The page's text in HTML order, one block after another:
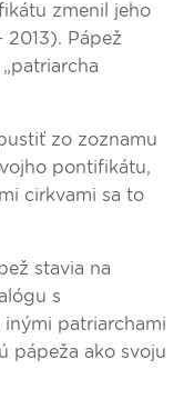
zmenil jeho
Pápež
zo zoznamu
pontifikátu,
cirkvami sa to
stavia na
s
patriarchami
pápeža ako svoju